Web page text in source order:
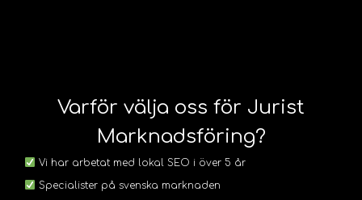
Varför välja oss för Jurist
Marknadsföring?
Vi har arbetat med lokal SEO i över 5 år
Specialister på svenska marknaden